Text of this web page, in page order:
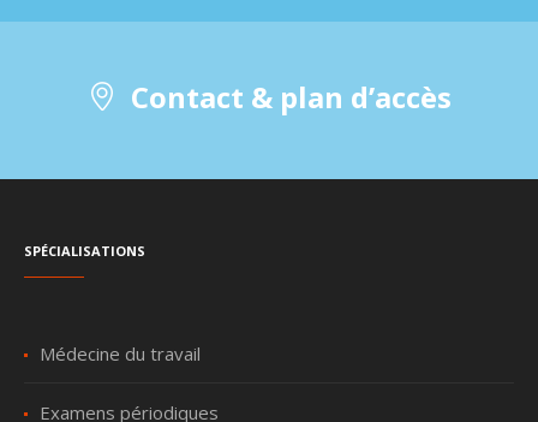
Contact & plan d’accès
Spécialisations
Médecine du travail
Examens périodiques